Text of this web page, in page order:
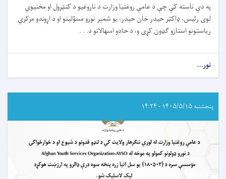
په دې ناسته کې چې د عامې روغتيا وزارت د ناروغيو د کنټرول او مخنيوي
لوی رئیس، ډاکټر حيدر خان حيدر، يو شمېر نورو مسؤلينو او د اړوندو مرکزي
رياستونو استازو ګډون کړی و، د حادو اسهالاتو د. . .
نور...
د
روغتيا
وزارت
لوري
نړيوالو
همکارو
ادارو
پنجشنبه ۱۴۰۵/۵/۱۵ - ۱۴:۲۴